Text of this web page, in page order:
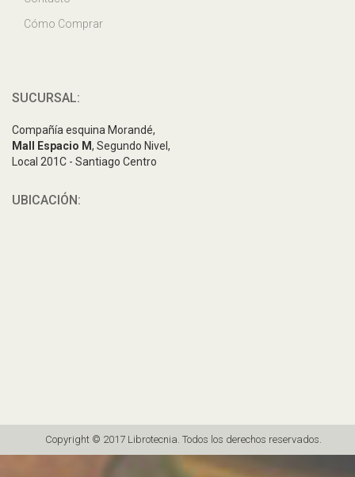
Cómo Comprar
SUCURSAL:
Compañía esquina Morandé,
Mall Espacio M, Segundo Nivel,
Local 201C - Santiago Centro
UBICACIÓN:
Copyright © 2017 Librotecnia. Todos los derechos reservados.